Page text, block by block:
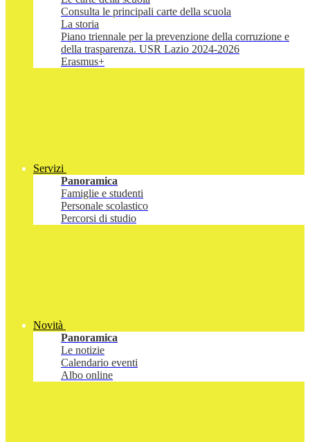
Consulta le principali carte della scuola
La storia
Piano triennale per la prevenzione della corruzione e
della trasparenza. USR Lazio 2024-2026
Erasmus+
Servizi
Panoramica
Famiglie e studenti
Personale scolastico
Percorsi di studio
Novità
Panoramica
Le notizie
Calendario eventi
Albo online